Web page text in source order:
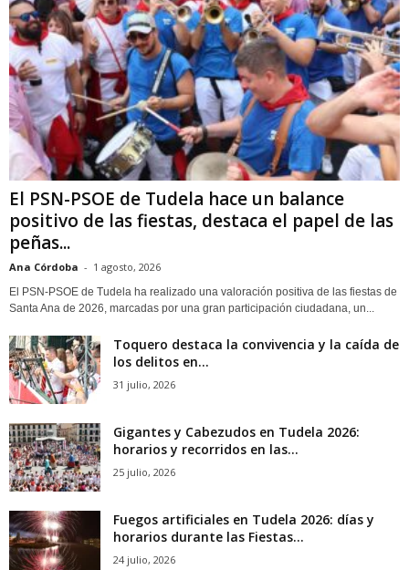
El PSN-PSOE de Tudela hace un balance
positivo de las fiestas, destaca el papel de las
peñas...
Ana Córdoba - 1 agosto, 2026
El PSN-PSOE de Tudela ha realizado una valoración positiva de las fiestas de
Santa Ana de 2026, marcadas por una gran participación ciudadana, un...
Toquero destaca la convivencia y la caída de
los delitos en...
31 julio, 2026
Gigantes y Cabezudos en Tudela 2026:
horarios y recorridos en las...
25 julio, 2026
Fuegos artificiales en Tudela 2026: días y
horarios durante las Fiestas...
24 julio, 2026